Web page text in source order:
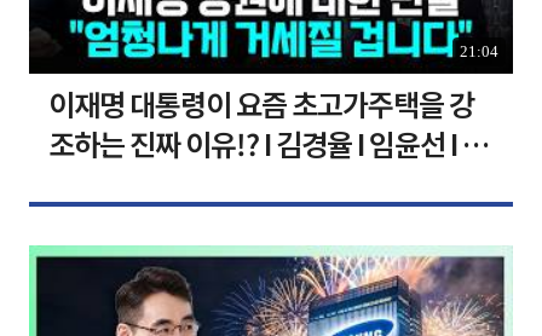
21:04
이재명 대통령이 요즘 초고가주택을 강
조하는 진짜 이유!? I 김경율 I 임윤선 I 정